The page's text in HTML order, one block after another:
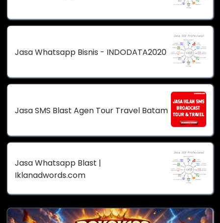
Jasa Whatsapp Bisnis - INDODATA2020
Jasa SMS Blast Agen Tour Travel Batam
Jasa Whatsapp Blast |
Iklanadwords.com